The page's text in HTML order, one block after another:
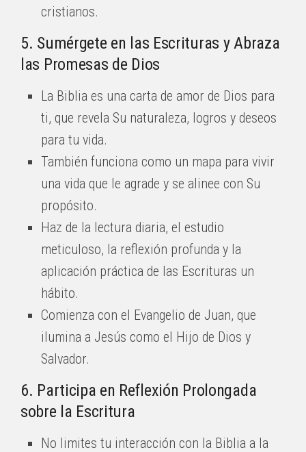
cristianos.
5. Sumérgete en las Escrituras y Abraza
las Promesas de Dios
La Biblia es una carta de amor de Dios para
ti, que revela Su naturaleza, logros y deseos
para tu vida.
También funciona como un mapa para vivir
una vida que le agrade y se alinee con Su
propósito.
Haz de la lectura diaria, el estudio
meticuloso, la reflexión profunda y la
aplicación práctica de las Escrituras un
hábito.
Comienza con el Evangelio de Juan, que
ilumina a Jesús como el Hijo de Dios y
Salvador.
6. Participa en Reflexión Prolongada
sobre la Escritura
No limites tu interacción con la Biblia a la